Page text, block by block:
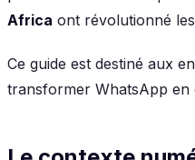
Africa ont révolutionné
Ce guide est destiné aux
transformer WhatsApp en